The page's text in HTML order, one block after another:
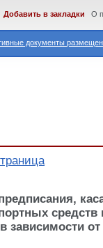
документы
Добавить в закладки О
средств
зависимости от